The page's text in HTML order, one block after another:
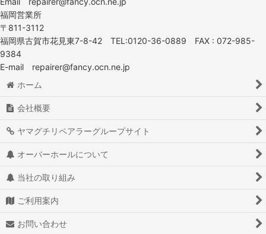
福岡営業所
〒811-3112
福岡県古賀市花見東7-8-42 TEL:0120-36-0889 FAX : 072-985-
9384
E-mail repairer@fancy.ocn.ne.jp
ホーム
会社概要
ヤマグチリペアラーグループサイト
オーバーホールについて
当社の取り組み
ご利用案内
お問い合わせ